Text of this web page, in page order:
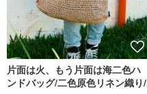
片面は火、もう片面は海二色ハ
ンドバッグ/二色原色リネン織り/